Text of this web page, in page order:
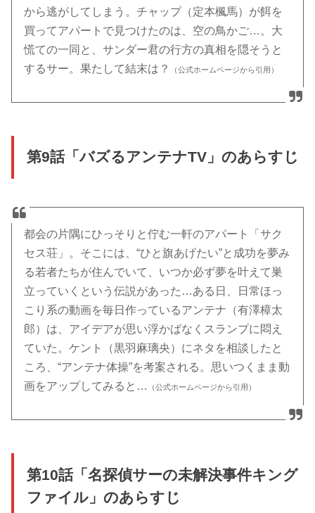
から逃がしてしまう。チャップ（定本楓馬）が餌を
買ってアパートで見つけたのは、空の鳥かご…。大
慌ての一同と、サンダー君の行方の真相を隠そうと
するサー。果たして結末は？
（公式ホームページから引用）
第9話「バズるアンテナTV」のあらすじ
都会の片隅にひっそりと佇む一軒のアパート「サク
セス荘」。そこには、“ひと旗あげたい”と成功を夢み
る若者たちが住んでいて、いつか必ず夢を叶えて巣
立っていくという伝説があった…ある日、日常ほっ
こり系の動画を毎日作っているアンテナ（有澤樟太
郎）は、アイデアが思い浮かばなくスランプに悶え
ていた。ケント（黒羽麻璃央）にネタを相談したと
ころ、“アンテナ体操”を考案される。思いつくまま動
画をアップしてみると…
（公式ホームページから引用）
第10話「名探偵サーの未解決事件キング
ファイル」のあらすじ